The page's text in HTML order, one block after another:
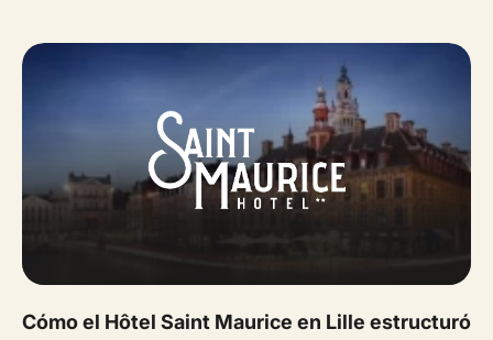
Cómo el Hôtel Saint Maurice en Lille estructuró